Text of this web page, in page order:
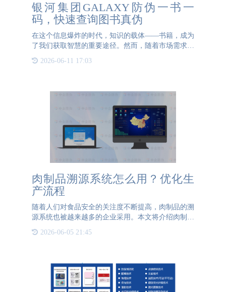
银河集团GALAXY防伪一书一
码，快速查询图书真伪
在这个信息爆炸的时代，知识的载体——书籍，成为
了我们获取智慧的重要途径。然而，随着市场需求的
者、出版商以及读者的合法权益。在这种背景下，银
2026-06-11 17:03
肉制品溯源系统怎么用？优化生
产流程
随着人们对食品安全的关注度不断提高，肉制品的溯
源系统也被越来越多的企业采用。本文将介绍肉制品
溯源系统的使用和优点。肉制品溯源系统是一种通过
技术手段来记录、追踪和公示肉制品生产流程信息的
2026-06-05 21:45